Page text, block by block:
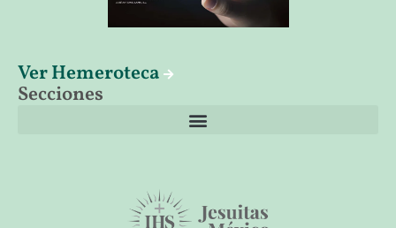
Ver Hemeroteca
Secciones